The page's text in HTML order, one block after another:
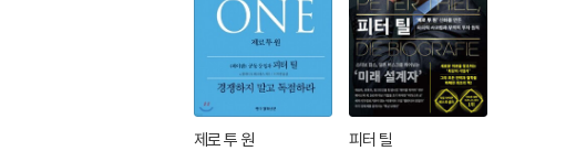
제로 투 원 피터 틸